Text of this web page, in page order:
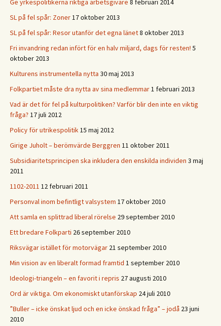
Ge yrkespolitikerna riktiga arbetsgivare 8 februari 2014
SL på fel spår: Zoner17 oktober 2013
SL på fel spår: Resor utanför det egna länet8 oktober 2013
Fri invandring redan infört för en halv miljard, dags för resten! 5
oktober 2013
Kulturens instrumentella nytta 30 maj 2013
Folkpartiet måste dra nytta av sina medlemmar1 februari 2013
Vad är det för fel på kulturpolitiken? Varför blir den inte en viktig
fråga? 17 juli 2012
Policy för utrikespolitik15 maj 2012
Girige Juholt – berömvärde Berggren 11 oktober 2011
Subsidiaritetsprincipen ska inkludera den enskilda individen 3 maj
2011
1102-2011 12 februari 2011
Personval inom befintligt valsystem 17 oktober 2010
Att samla en splittrad liberal rörelse 29 september 2010
Ett bredare Folkparti 26 september 2010
Riksvägar istället för motorvägar 21 september 2010
Min vision av en liberalt formad framtid 1 september 2010
Ideologi-triangeln – en favorit i repris 27 augusti 2010
Ord är viktiga. Om ekonomiskt utanförskap 24 juli 2010
”Buller – icke önskat ljud och en icke önskad fråga” – jodå 23 juni
2010